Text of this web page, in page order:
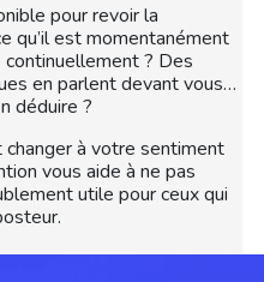
pour revoir la
qu’il est momentanément
? Des
en parlent devant vous…
déduire ?
changer à votre sentiment
vous aide à ne pas
utile pour ceux qui